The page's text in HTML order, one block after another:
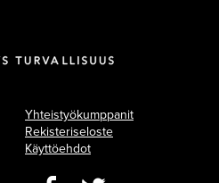
Yhteistyökumppanit
Rekisteriseloste
Käyttöehdot